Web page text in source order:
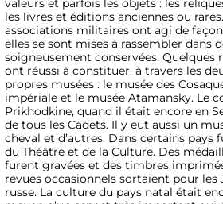
valeurs et parfois les objets : les
les livres et éditions anciennes ou
associations militaires ont agi de
elles se sont mises à rassembler dans
soigneusement conservées. Quelques
ont réussi à constituer, à travers les
propres musées : le musée des
impériale et le musée Atamansky. Le
Prikhodkine, quand il était encore en
de tous les Cadets. Il y eut aussi un
cheval et d’autres. Dans certains pays
du Théâtre et de la Culture. Des
furent gravées et des timbres
revues occasionnels sortaient pour les
russe. La culture du pays natal était